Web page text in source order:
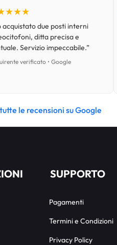
acquistato due posti interni
ditta precisa e
Servizio impeccabile.”
verificato • Google
le recensioni su Google
SUPPORTO
Pagamenti
Termini e Condizioni
Privacy Policy